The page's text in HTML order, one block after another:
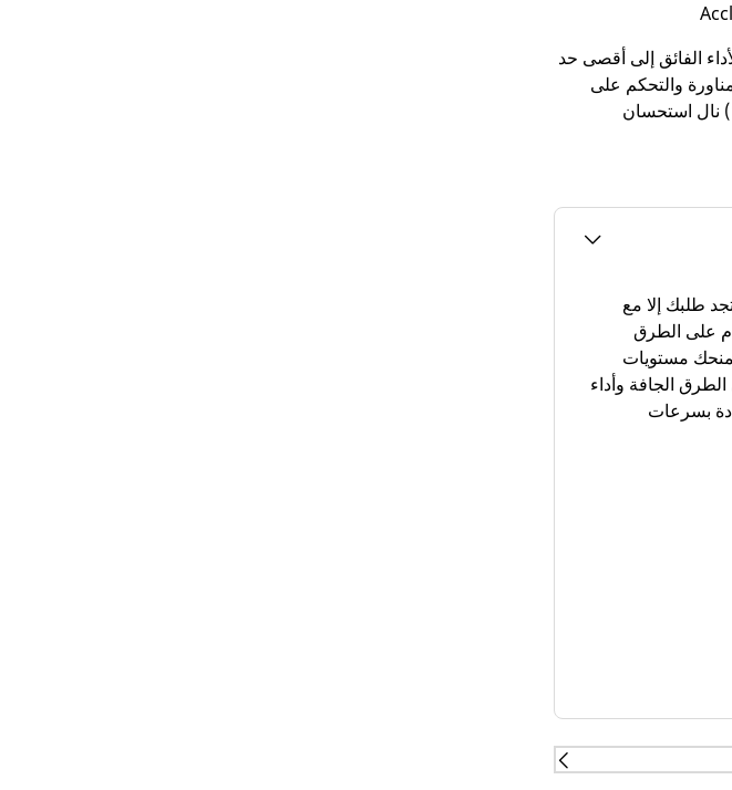
الفائق إلى أقصى حد
رائعة(1) قدرة ممتازة على المناورة والتحكم على
السرعات العالية(1) ثبات رائع على الطرق الجافة وأداء كبح مثالي على الطرق المبتلة(1) نال استحسان
طلبك إلا مع
بيلوت سبورت 4 إس للاستخدام على الطرق
مستويات
الجافة وأداء
بسرعات